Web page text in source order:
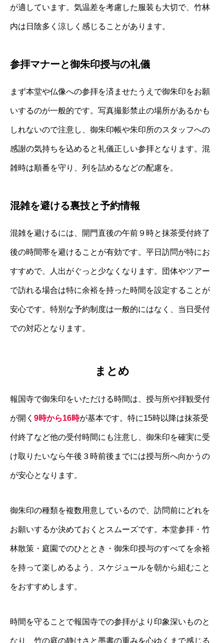
が適しています。気温差を考慮した服装も大切で、竹林
内は日陰多く涼しく感じることがあります。
参拝マナーと御朱印授与の礼儀
まず本堂や仏像への参拝を済ませたうえで御朱印をお願
いするのが一般的です。写真撮影禁止の場所があるかも
しれないので注意し、御朱印帳や朱印所のスタッフへの
感謝の気持ちを込めると礼儀正しい参拝となります。混
雑時は順番を守り、列を詰めるなどの配慮を。
混雑を避ける裏技と予約情報
混雑を避けるには、開門直後の午前９時と抹茶受付終了
後の時間帯を避けることが有効です。平日訪問が特にお
すすめで、人出がぐっと少なくなります。団体やツアー
で訪れる場合は特に余裕を持った時間を設定することが
安心です。特別な予約制度は一般的にはなく、当日受付
での対応となります。
まとめ
報国寺で御朱印をいただける時間は、授与所や拝観受付
が開く 9時から16時が基本です。特に15時以降は抹茶受
付終了など他の受付時間にも注意し、御朱印を確実に受
け取りたいなら午後３時前後までには授与所へ向かうの
が安心となります。
御朱印の種類を複数用意しているので、訪問前にどれを
お願いするか決めておくとスムーズです。本堂参拝・竹
林散策・庭園でのひととき・御朱印授与のすべてを余裕
を持って楽しめるよう、スケジュールを朝から組むこと
をおすすめします。
時間を守ることで報国寺での参拝がより印象深いものと
なり、竹の庭の静けさと墨書の重みを心ゆくまで感じる